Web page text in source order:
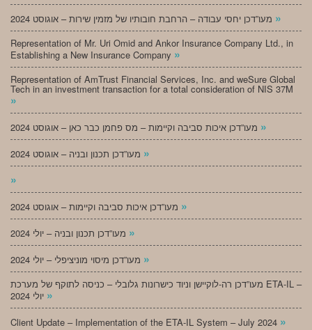
»
Representation of Mr. Uri Omid and Ankor Insurance Company Ltd., in
Establishing a New Insurance Company »
Representation of AmTrust Financial Services, Inc. and weSure Global
Tech in an investment transaction for a total consideration of NIS 37M
»
»
»
»
»
»
»
מעו”דכן רה-לוקיישן וניוד כישרונות גלובלי – כניסה לתוקף של מערכת ETA-IL –
»
Client Update – Implementation of the ETA-IL System – July 2024 »